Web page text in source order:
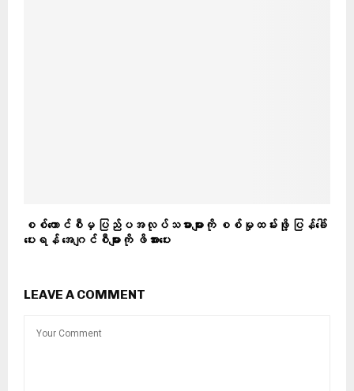
စစ်ကောင်စီမှ ပြည်ပအလုပ်သမားများကို စစ်မှုထမ်းဖို့ ပြန်ခေါ်
ပေးရန် အေဂျင်စီများကို ဖိအားပေး
LEAVE A COMMENT